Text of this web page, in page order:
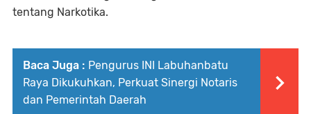
tentang Narkotika.
Baca Juga : Pengurus INI Labuhanbatu
Raya Dikukuhkan, Perkuat Sinergi Notaris
dan Pemerintah Daerah